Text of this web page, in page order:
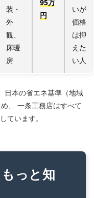
装・
外
観、
床暖
房
95万
円
いが
価格
は抑
えた
い人
日本の省エネ基準（地域
、 一条工務店はすべて
ています。
っと知